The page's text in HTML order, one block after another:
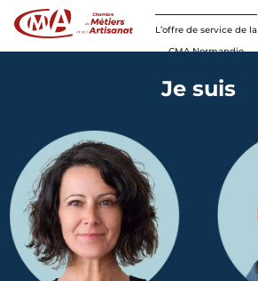
L’offre de service de la
CMA Normandie
Je suis
Panneau de gestion des cookies